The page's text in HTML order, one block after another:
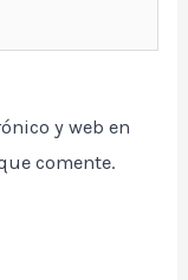
y web en
comente.